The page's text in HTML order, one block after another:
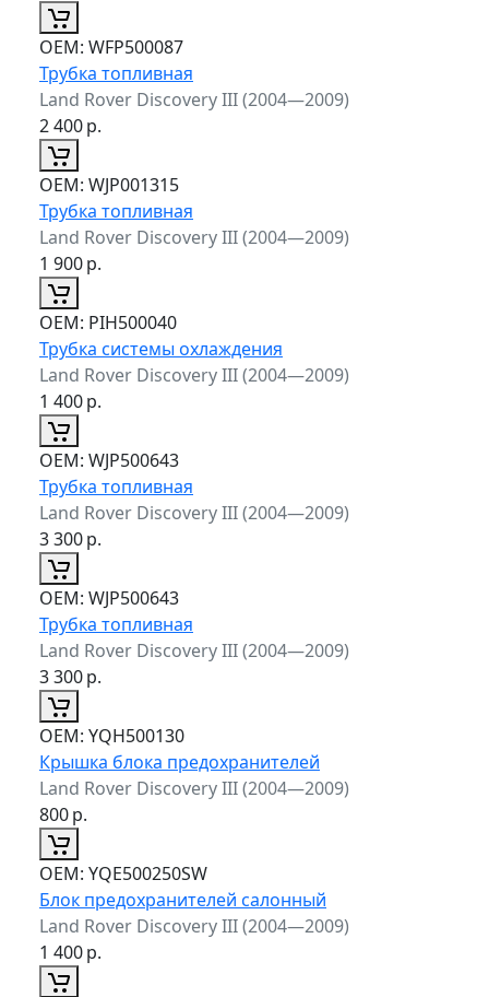
ОЕМ: WFP500087
Трубка топливная
Land Rover Discovery III (2004—2009)
2 400р.
ОЕМ: WJP001315
Трубка топливная
Land Rover Discovery III (2004—2009)
1 900р.
ОЕМ: PIH500040
Трубка системы охлаждения
Land Rover Discovery III (2004—2009)
1 400р.
ОЕМ: WJP500643
Трубка топливная
Land Rover Discovery III (2004—2009)
3 300р.
ОЕМ: WJP500643
Трубка топливная
Land Rover Discovery III (2004—2009)
3 300р.
ОЕМ: YQH500130
Крышка блока предохранителей
Land Rover Discovery III (2004—2009)
800р.
ОЕМ: YQE500250SW
Блок предохранителей салонный
Land Rover Discovery III (2004—2009)
1 400р.